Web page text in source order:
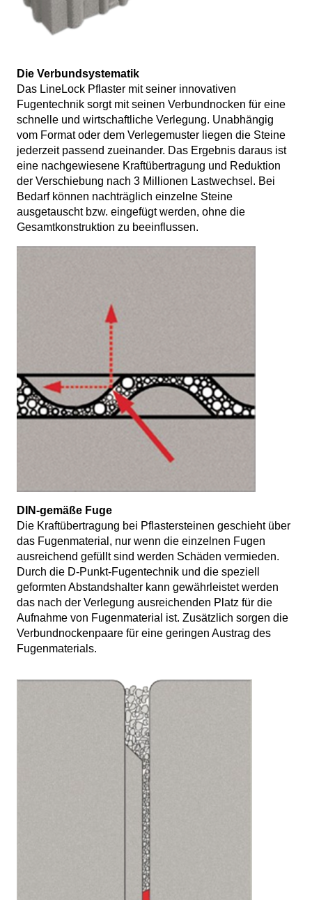
Die Verbundsystematik
Das LineLock Pflaster mit seiner innovativen
Fugentechnik sorgt mit seinen Verbundnocken für eine
schnelle und wirtschaftliche Verlegung. Unabhängig
vom Format oder dem Verlegemuster liegen die Steine
jederzeit passend zueinander. Das Ergebnis daraus ist
eine nachgewiesene Kraftübertragung und Reduktion
der Verschiebung nach 3 Millionen Lastwechsel. Bei
Bedarf können nachträglich einzelne Steine
ausgetauscht bzw. eingefügt werden, ohne die
Gesamtkonstruktion zu beeinflussen.
DIN-gemäße Fuge
Die Kraftübertragung bei Pflastersteinen geschieht über
das Fugenmaterial, nur wenn die einzelnen Fugen
ausreichend gefüllt sind werden Schäden vermieden.
Durch die D-Punkt-Fugentechnik und die speziell
geformten Abstandshalter kann gewährleistet werden
das nach der Verlegung ausreichenden Platz für die
Aufnahme von Fugenmaterial ist. Zusätzlich sorgen die
Verbundnockenpaare für eine geringen Austrag des
Fugenmaterials.